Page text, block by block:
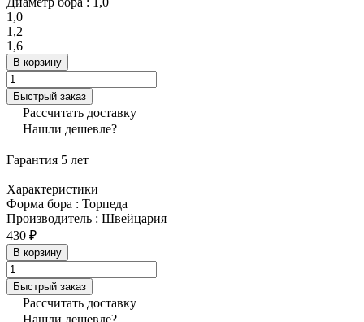
1,0
1,2
1,6
В корзину
Быстрый заказ
Рассчитать доставку
Нашли дешевле?
Гарантия 5 лет
Характеристики
Форма бора : Торпеда
Производитель : Швейцария
430 ₽
В корзину
Быстрый заказ
Рассчитать доставку
Нашли дешевле?